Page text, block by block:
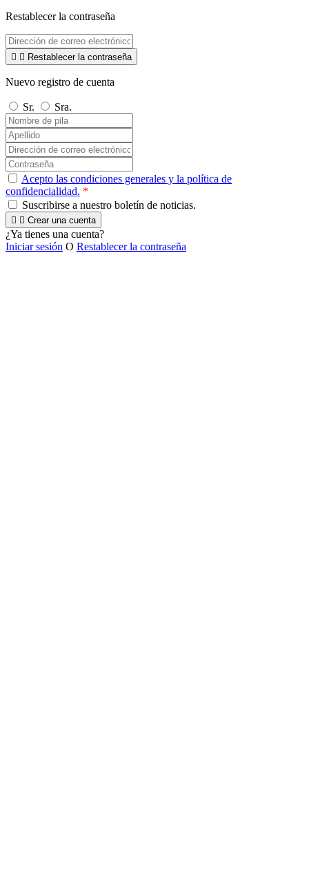
Restablecer la contraseña
  Restablecer la contraseña
Nuevo registro de cuenta
Sr. Sra.
Acepto las condiciones generales y la política de
confidencialidad. *
Suscribirse a nuestro boletín de noticias.
  Crear una cuenta
¿Ya tienes una cuenta?
Iniciar sesión O Restablecer la contraseña